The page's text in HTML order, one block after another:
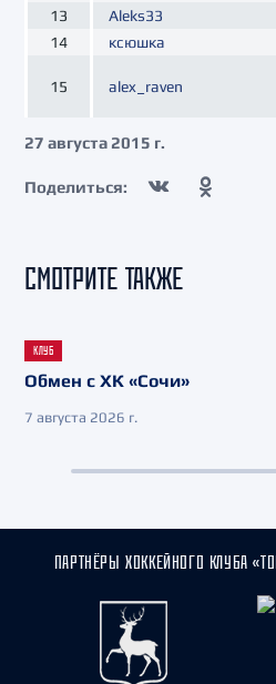
13
Aleks33
14
ксюшка
15 alex_raven
27 августа 2015 г.
Поделиться:
СМОТРИТЕ ТАКЖЕ
КЛУБ
Обмен с ХК «Сочи»
7 августа 2026 г.
ПАРТНЁРЫ ХОККЕЙНОГО КЛУБА